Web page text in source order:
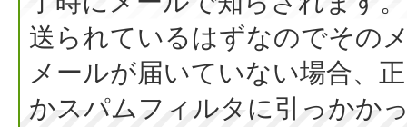
送られているはずなのでその
メールが届いていない場合、
かスパムフィルタに引っかか